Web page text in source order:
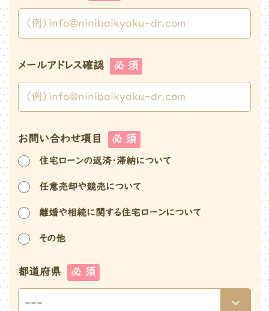
メールアドレス確認 必 須
お問い合わせ項目 必 須
住宅ローンの返済・滞納について
任意売却や競売について
離婚や相続に関する住宅ローンについて
その他
都道府県 必 須